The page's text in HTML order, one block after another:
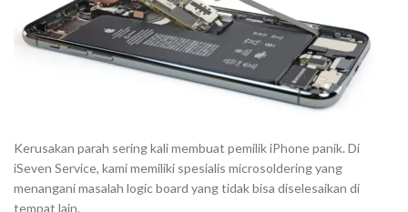
Kerusakan parah sering kali membuat pemilik iPhone panik. Di
iSeven Service, kami memiliki spesialis microsolderingyang
menangani masalah logic board yang tidak bisa diselesaikan di
tempat lain.